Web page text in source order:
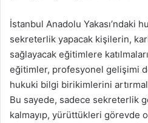
İstanbul Anadolu Yakası’ndaki
sekreterlik yapacak kişilerin,
sağlayacak eğitimlere
eğitimler, profesyonel gelişimi
hukuki bilgi birikimlerini
Bu sayede, sadece sekreterlik
kalmayıp, yürüttükleri görevde